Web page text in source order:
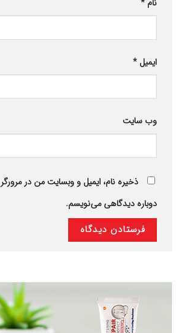
نام *
ایمیل *
وب‌ سایت
ذخیره نام، ایمیل و وبسایت من در
دوباره دیدگاهی می‌نویسم.